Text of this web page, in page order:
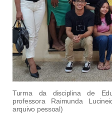
Turma da disciplina de
professora Raimunda
arquivo pessoal)